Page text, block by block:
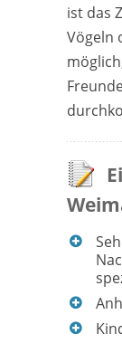
ist das
Vögeln